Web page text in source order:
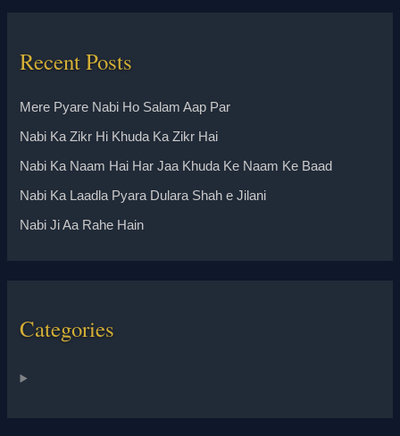
Recent Posts
Mere Pyare Nabi Ho Salam Aap Par
Nabi Ka Zikr Hi Khuda Ka Zikr Hai
Nabi Ka Naam Hai Har Jaa Khuda Ke Naam Ke Baad
Nabi Ka Laadla Pyara Dulara Shah e Jilani
Nabi Ji Aa Rahe Hain
Categories